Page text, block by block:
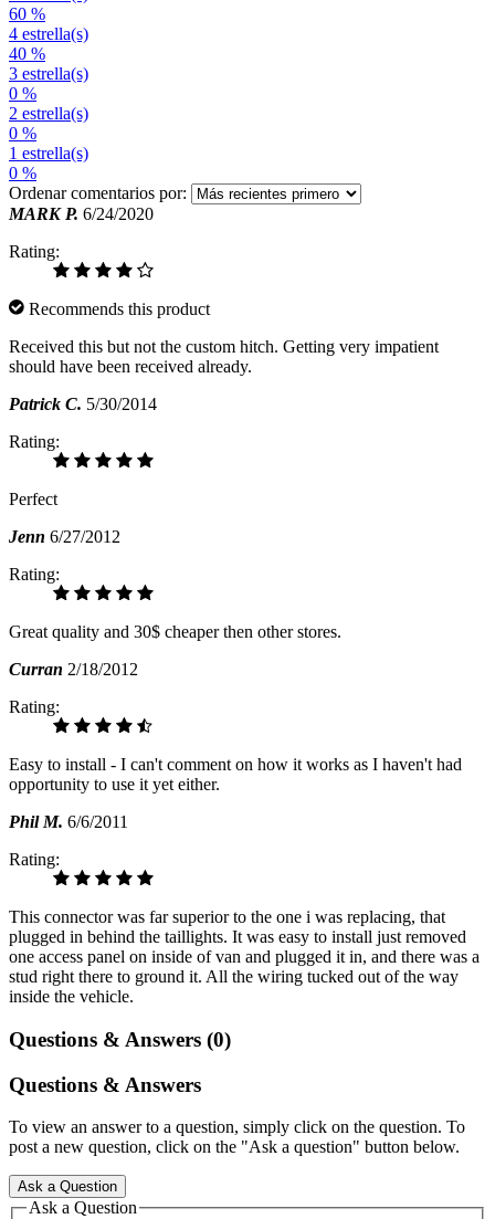
60 %
4 estrella(s)
40 %
3 estrella(s)
0 %
2 estrella(s)
0 %
1 estrella(s)
0 %
Ordenar comentarios por:
MARK P. 6/24/2020
Rating:
Recommends this product
Received this but not the custom hitch. Getting very impatient
should have been received already.
Patrick C. 5/30/2014
Rating:
Perfect
Jenn 6/27/2012
Rating:
Great quality and 30$ cheaper then other stores.
Curran 2/18/2012
Rating:
Easy to install - I can't comment on how it works as I haven't had
opportunity to use it yet either.
Phil M. 6/6/2011
Rating:
This connector was far superior to the one i was replacing, that
plugged in behind the taillights. It was easy to install just removed
one access panel on inside of van and plugged it in, and there was a
stud right there to ground it. All the wiring tucked out of the way
inside the vehicle.
Questions & Answers (0)
Questions & Answers
To view an answer to a question, simply click on the question. To
post a new question, click on the "Ask a question" button below.
Ask a Question
Ask a Question